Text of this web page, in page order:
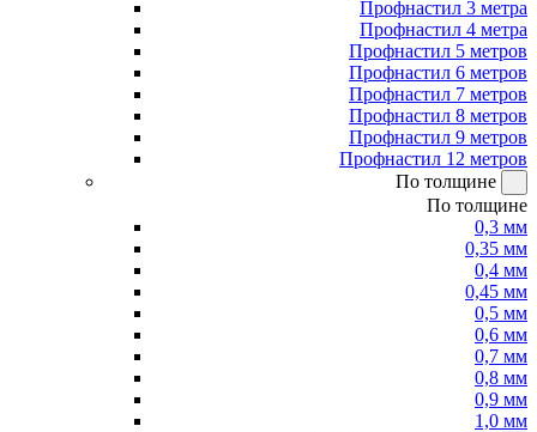
Профнастил 3 метра
Профнастил 4 метра
Профнастил 5 метров
Профнастил 6 метров
Профнастил 7 метров
Профнастил 8 метров
Профнастил 9 метров
Профнастил 12 метров
По толщине
По толщине
0,3 мм
0,35 мм
0,4 мм
0,45 мм
0,5 мм
0,6 мм
0,7 мм
0,8 мм
0,9 мм
1,0 мм